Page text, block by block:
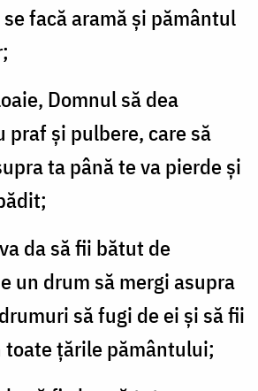
facă aramă şi pământul
Domnul să dea
praf şi pulbere, care să
ta până te va pierde şi
da să fii bătut de
un drum să mergi asupra
să fugi de ei şi să fii
ţările pământului;